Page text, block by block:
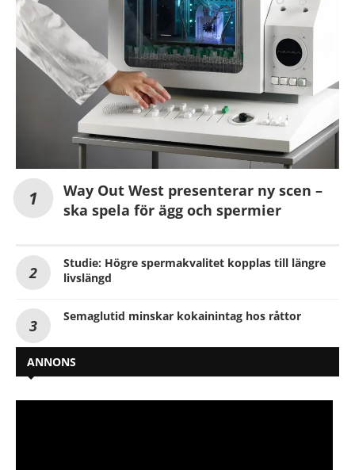
Way Out West presenterar ny scen –
ska spela för ägg och spermier
Studie: Högre spermakvalitet kopplas till längre
livslängd
Semaglutid minskar kokainintag hos råttor
ANNONS